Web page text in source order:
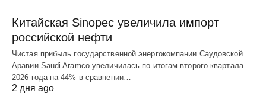
Китайская Sinopec увеличила импорт
российской нефти
Чистая прибыль государственной энергокомпании Саудовской
Аравии Saudi Aramco увеличилась по итогам второго квартала
2026 года на 44% в сравнении…
2 дня ago